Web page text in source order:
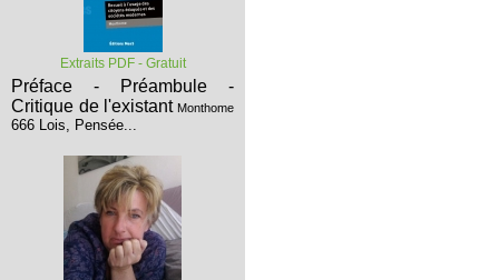
Extraits PDF - Gratuit
Préface - Préambule -
Critique de l'existant Monthome
666 Lois, Pensée...